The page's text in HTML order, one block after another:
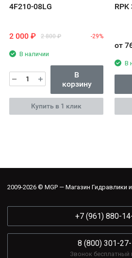
4F210-08LG
2 000 ₽ 2 800 ₽ -29%
В наличии
В
корзину
Купить в 1 клик
RPK
от
В
2009-2026 © MGP — Магазин Гидравлики
+7 (961) 880-
8 (800) 301-
Звонок бесплатный